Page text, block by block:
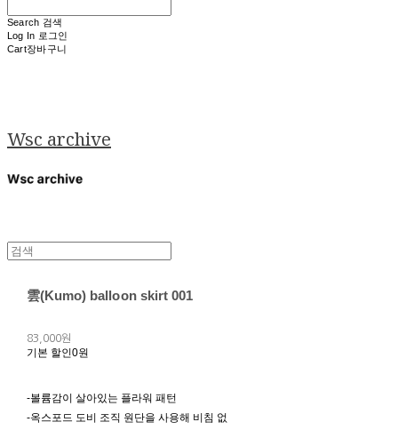
Search 검색
Log In 로그인
Cart장바구니
Wsc archive
雲(Kumo) balloon skirt 001
83,000원
기본 할인0원
-볼륨감이 살아있는 플라워 패턴
-옥스포드 도비 조직 원단을 사용해 비침 없